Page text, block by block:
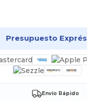
Presupuesto Exprés
Envío Rápido